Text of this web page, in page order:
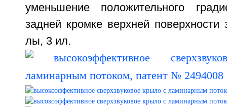
уменьшение положительного
задней кромке верхней
лы, 3 ил.